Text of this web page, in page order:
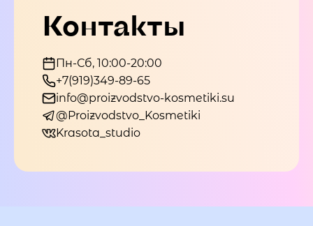
Контакты
Пн-Сб, 10:00-20:00
+7(919)349-89-65
info@proizvodstvo-kosmetiki.su
@Proizvodstvo_Kosmetiki
Krasota_studio